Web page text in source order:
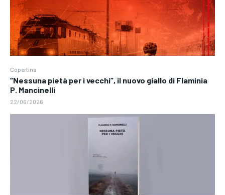
Copertina
“Nessuna pietà per i vecchi”, il nuovo giallo di Flaminia
P. Mancinelli
22/06/2026